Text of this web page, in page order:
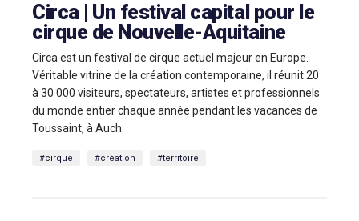
Circa | Un festival capital pour le
cirque de Nouvelle-Aquitaine
Circa est un festival de cirque actuel majeur en Europe.
Véritable vitrine de la création contemporaine, il réunit 20
à 30 000 visiteurs, spectateurs, artistes et professionnels
du monde entier chaque année pendant les vacances de
Toussaint, à Auch.
#cirque #création #territoire